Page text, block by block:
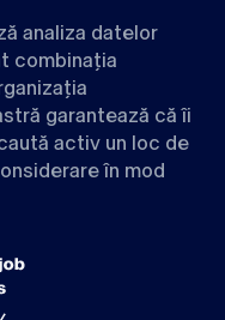
analiza datelor
combinația
garantează că îi
activ un loc de
în mod